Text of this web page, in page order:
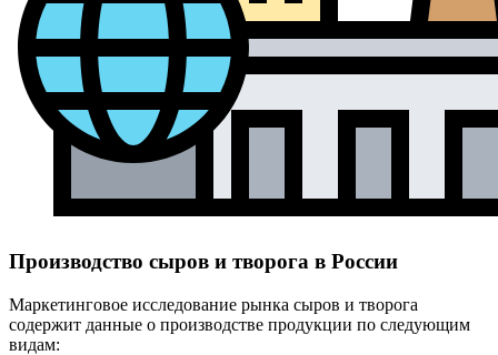
Производство сыров и творога в России
Маркетинговое исследование рынка сыров и творога
содержит данные о производстве продукции по следующим
видам: